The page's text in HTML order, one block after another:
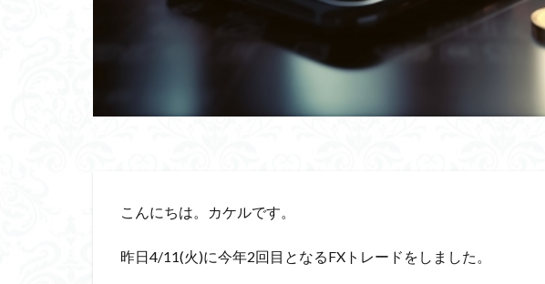
こんにちは。カケルです。
昨日4/11(火)に今年2回目となるFXトレードをしました。